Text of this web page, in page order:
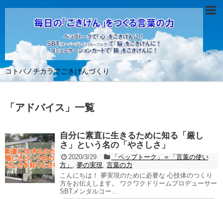
コトバノチカラでごきげんづくり
「 アドバイス 」 一覧
自分に素直に生きるために知る「厳し
さ」という名の「やさしさ」
2020/3/29
「ペップトーク」＝「言葉の使い
方」
夢の実現
言葉の力
こんにちは！ 夢実現のために必要な 心技体のつくり
方をお伝えします。 ワクワクドリームプロデューサー
SBTメンタルコー...